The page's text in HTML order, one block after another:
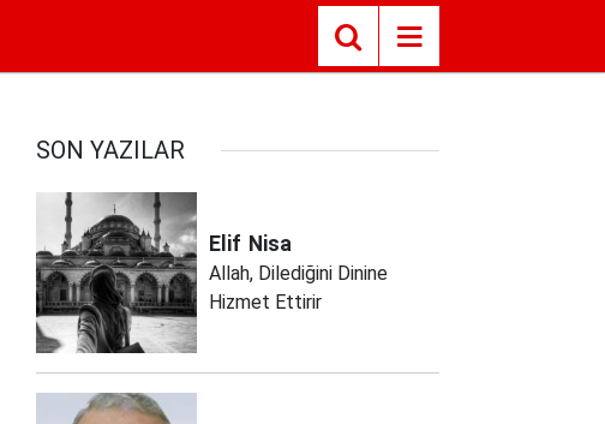
SON YAZILAR
Elif Nisa
Allah, Dilediğini Dinine
Hizmet Ettirir